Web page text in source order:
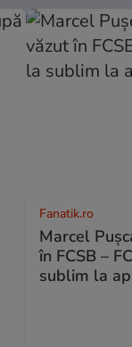
Fanatik.ro
Marcel
în FCSB –
sublim la